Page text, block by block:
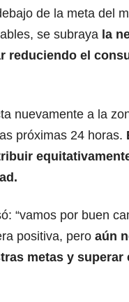
de la meta del
se subraya la
el
nuevamente a la
próximas 24 horas.
“vamos por buen
positiva, pero aún
metas y superar